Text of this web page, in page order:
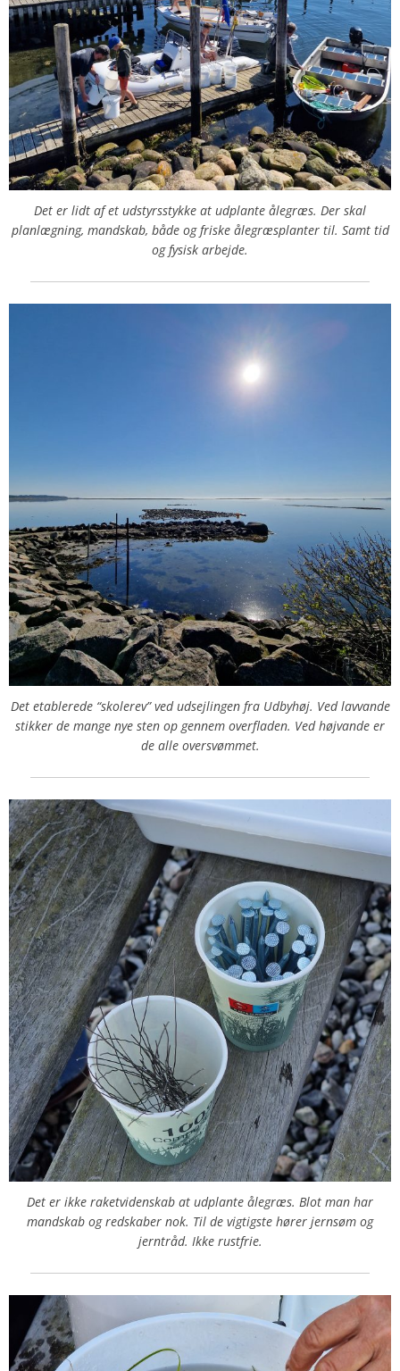
Det er lidt af et udstyrsstykke at udplante ålegræs. Der skal
planlægning, mandskab, både og friske ålegræsplanter til. Samt tid
og fysisk arbejde.
Det etablerede “skolerev” ved udsejlingen fra Udbyhøj. Ved lavvande
stikker de mange nye sten op gennem overfladen. Ved højvande er
de alle oversvømmet.
Det er ikke raketvidenskab at udplante ålegræs. Blot man har
mandskab og redskaber nok. Til de vigtigste hører jernsøm og
jerntråd. Ikke rustfrie.